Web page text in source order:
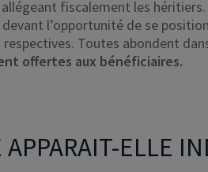
fiscalement les
l’opportunité de se
Toutes abondent
offertes aux bénéficiaires.
ELLE